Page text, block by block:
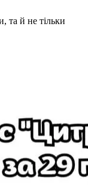
та й не тільки